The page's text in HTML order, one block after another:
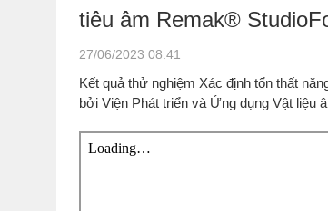
tiêu âm Remak®
27/06/2023 08:41
Kết quả thử nghiệm Xác định tổn thất
bởi Viện Phát triển và Ứng dụng Vật liệu